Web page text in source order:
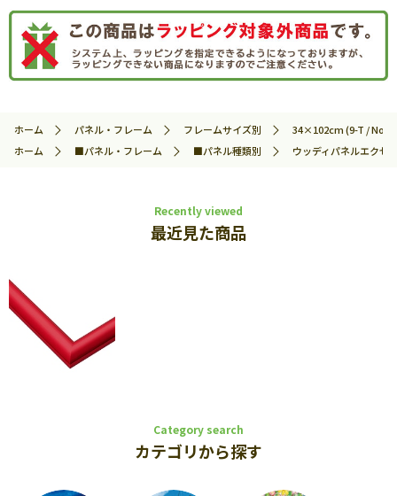
ホーム パネル・フレーム フレームサイズ別
34×102cm (9-T /
ホーム
■パネル・フレーム ■パネル種類別 ウッディパネルエクセ
Recently viewed
最近見た商品
Category search
カテゴリから探す